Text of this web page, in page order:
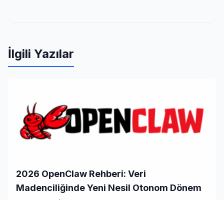
İlgili Yazılar
2026 OpenClaw Rehberi: Veri
Madenciliğinde Yeni Nesil Otonom Dönem